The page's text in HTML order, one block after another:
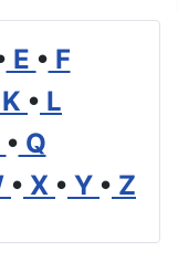
E • F
K • L
• Q
• X • Y • Z